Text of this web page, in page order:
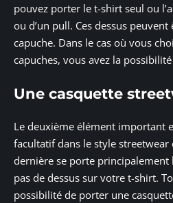
pouvez porter le t-shirt seul ou
ou d’un pull. Ces dessus peuvent
capuche. Dans le cas où vous
capuches, vous avez la
Une casquette
Le deuxième élément important
facultatif dans le style streetwear
dernière se porte
pas de dessus sur votre t-shirt.
possibilité de porter une